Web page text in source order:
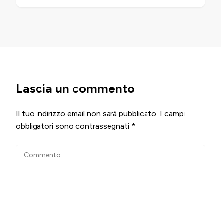
Lascia un commento
Il tuo indirizzo email non sarà pubblicato. I campi
obbligatori sono contrassegnati *